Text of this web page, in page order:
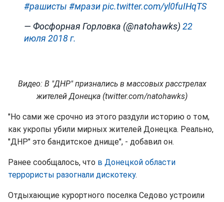
#рашисты #мразиpic.twitter.com/yl0fuIHqTS
— Фосфорная Горловка (@natohawks) 22
июля 2018 г.
Видео: В "ДНР" признались в массовых расстрелах
жителей Донецка (twitter.com/natohawks)
"Но сами же срочно из этого раздули историю о том,
как укропы убили мирных жителей Донецка. Реально,
"ДНР" это бандитское днище", - добавил он.
Ранее сообщалось, что в Донецкой области
террористы разогнали дискотеку.
Отдыхающие курортного поселка Седово устроили